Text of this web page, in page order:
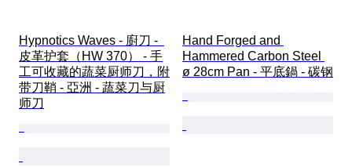
Hypnotics Waves - 廚刀 -
皮革护套（HW 370） - 手
工可收藏的蔬菜厨师刀，附
带刀鞘 - 亞洲 - 蔬菜刀与厨
师刀
Hand Forged and
Hammered Carbon Steel
ø 28cm Pan - 平底鍋 - 碳钢